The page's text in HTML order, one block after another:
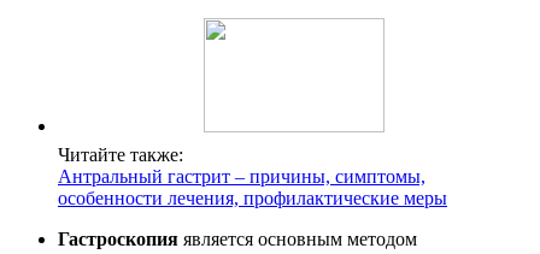
Читайте также:
Антральный гастрит – причины, симптомы,
особенности лечения, профилактические меры
Гастроскопия является основным методом